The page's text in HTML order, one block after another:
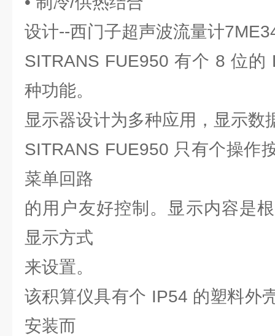
设计--西门子超声波流量计
SITRANS FUE950 有个 8 位的
种功能。
显示器设计为多种应用，显示数
SITRANS FUE950 只有个操作
菜单回路
的用户友好控制。显示内容是
显示方式
来设置。
该积算仪具有个 IP54 的塑料外
安装而